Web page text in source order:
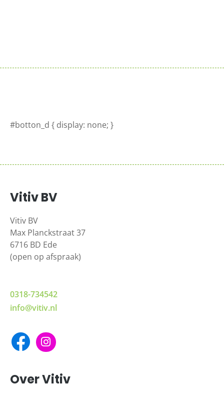
#botton_d { display: none; }
Vitiv BV
Vitiv BV
Max Planckstraat 37
6716 BD Ede
(open op afspraak)
0318-734542
info@vitiv.nl
Over Vitiv